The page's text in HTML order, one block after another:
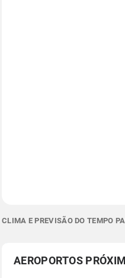
CLIMA E PREVISÃO DO TEMPO
AEROPORTOS